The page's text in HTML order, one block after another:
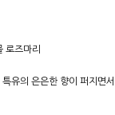
로즈마리
유의 은은한 향이 퍼지면